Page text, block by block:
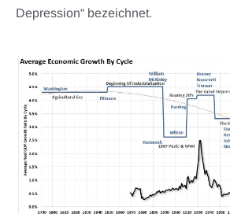
Depression“ bezeichnet.